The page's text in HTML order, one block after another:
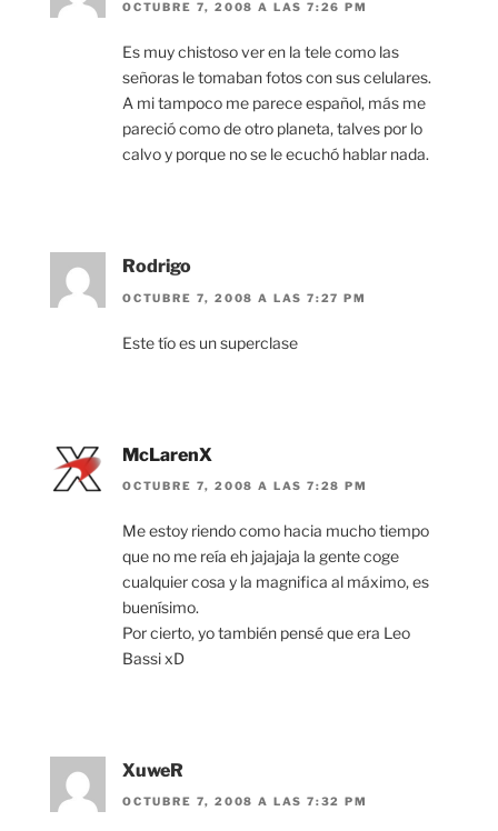
OCTUBRE 7, 2008 A LAS 7:26 PM
Es muy chistoso ver en la tele como las
señoras le tomaban fotos con sus celulares.
A mi tampoco me parece español, más me
pareció como de otro planeta, talves por lo
calvo y porque no se le ecuchó hablar nada.
Rodrigo
OCTUBRE 7, 2008 A LAS 7:27 PM
Este tío es un superclase
McLarenX
OCTUBRE 7, 2008 A LAS 7:28 PM
Me estoy riendo como hacia mucho tiempo
que no me reía eh jajajaja la gente coge
cualquier cosa y la magnifica al máximo, es
buenísimo.
Por cierto, yo también pensé que era Leo
Bassi xD
XuweR
OCTUBRE 7, 2008 A LAS 7:32 PM